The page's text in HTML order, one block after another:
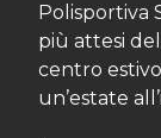
Polisportiva
più attesi
centro
un’estate